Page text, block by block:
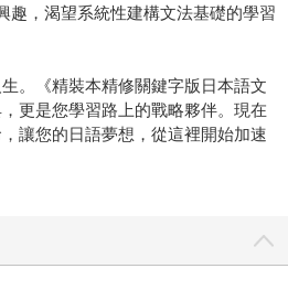
趣，渴望系統性建構文法基礎的學習
。《精裝本精修關鍵字版日本語文
更是您學習路上的戰略夥伴。現在
讓您的日語夢想，從這裡開始加速